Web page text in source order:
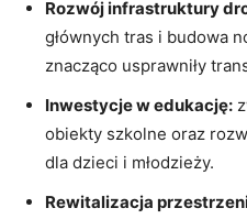
Rozwój infrastruktury
głównych tras i budowa
znacząco usprawniły
Inwestycje w edukację:
obiekty szkolne oraz
dla dzieci i młodzieży.
Rewitalizacja